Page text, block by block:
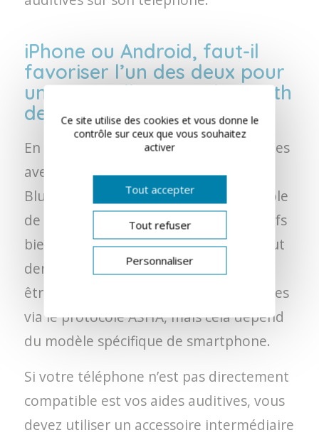
iPhone ou Android, faut-il
favoriser l’un des deux pour
un appareillage en Bluetooth
de ses aides auditives ?
En général, les iPhones sont compatibles
avec la plupart des appareils auditifs
Bluetooth, car Apple a créé un protocole
de prise en charge des appareils auditifs
bien avant Android. Cependant, les tout
derniers Android peuvent également
être compatibles avec les aides auditives
via le protocole ASHA, mais cela dépend
du modèle spécifique de smartphone.
Si votre téléphone n’est pas directement
compatible est vos aides auditives, vous
devez utiliser un accessoire intermédiaire
Ce site utilise des cookies et vous donne le
contrôle sur ceux que vous souhaitez
activer
Tout accepter
Tout refuser
Personnaliser